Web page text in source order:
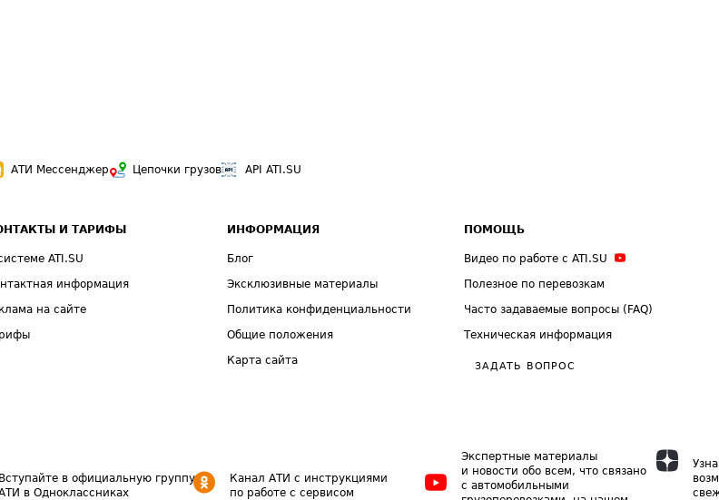
АТИ Мессенджер Цепочки грузов API ATI.SU
И ТАРИФЫ
ATI.SU
информация
на сайте
ИНФОРМАЦИЯ
Блог
Эксклюзивные материалы
Политика конфиденциальности
Общие положения
Карта сайта
ПОМОЩЬ
Видео по работе с ATI.SU
Полезное по перевозкам
Часто задаваемые вопросы (FAQ)
Техническая информация
ЗАДАТЬ ВОПРОС
Вступайте в официальную группу
в Одноклассниках
Канал АТИ с инструкциями
по работе с сервисом
Экспертные материалы
и новости обо всем, что связано
с автомобильными